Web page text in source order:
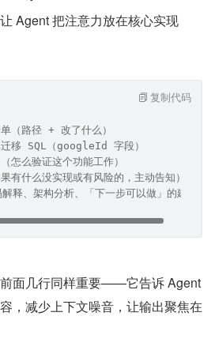
Agent 把注意力放在核心实现
（路径 + 改了什么）
移 SQL（googleId 字段）
么验证这个功能工作）
什么没实现或有风险的，主动告知）
释、架构分析、「下一步可以做」的建议
复制代码
面几行同样重要——它告诉 Agent
，减少上下文噪音，让输出聚焦在